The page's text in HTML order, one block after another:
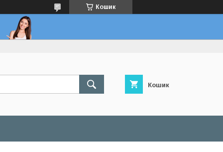
Кошик
Кошик